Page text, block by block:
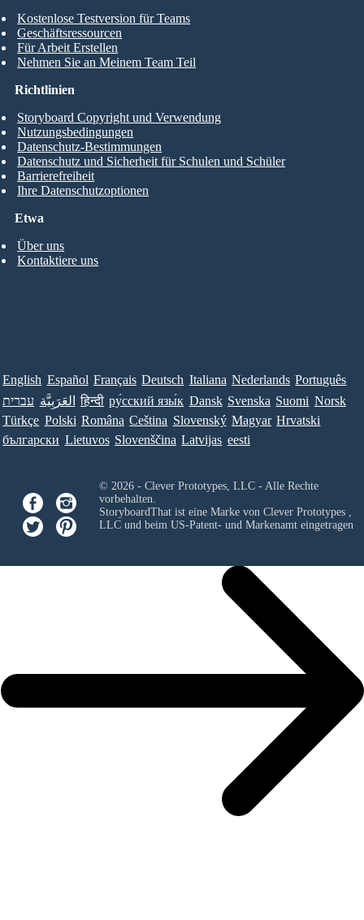
Kostenlose Testversion für Teams
Geschäftsressourcen
Für Arbeit Erstellen
Nehmen Sie an Meinem Team Teil
Etwa
Über uns
Kontaktiere uns
Richtlinien
Storyboard Copyright und Verwendung
Nutzungsbedingungen
Datenschutz-Bestimmungen
Datenschutz und Sicherheit für Schulen und Schüler
Barrierefreiheit
Ihre Datenschutzoptionen
English Español Français Deutsch Italiana Nederlands Português
עברית العَرَبِيَّة हिन्दी ру́сский язы́к Dansk Svenska Suomi Norsk
Türkçe Polski Româna Ceština Slovenský Magyar Hrvatski
български Lietuvos Slovenščina Latvijas eesti
© 2026 - Clever Prototypes, LLC - Alle Rechte
vorbehalten.
StoryboardThat ist eine Marke von Clever Prototypes ,
LLCund beim US-Patent- und Markenamt eingetragen